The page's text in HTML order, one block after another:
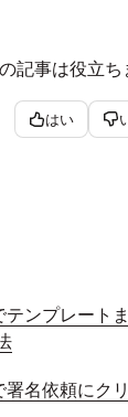
記事は役立ち
はい
ンプレート
名依頼にク